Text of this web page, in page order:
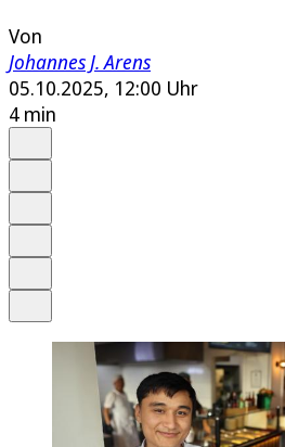
Von
Johannes J. Arens
05.10.2025, 12:00 Uhr
4 min